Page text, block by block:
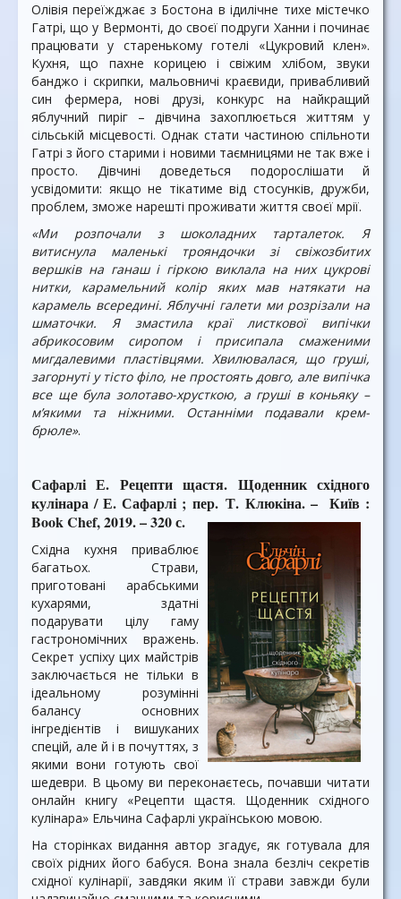
Олівія переїжджає з Бостона в ідилічне тихе містечко
Гатрі, що у Вермонті, до своєї подруги Ханни і починає
працювати у старенькому готелі «Цукровий клен».
Кухня, що пахне корицею і свіжим хлібом, звуки
банджо і скрипки, мальовничі краєвиди, привабливий
син фермера, нові друзі, конкурс на найкращий
яблучний пиріг – дівчина захоплюється життям у
сільській місцевості. Однак стати частиною спільноти
Гатрі з його старими і новими таємницями не так вже і
просто. Дівчині доведеться подорослішати й
усвідомити: якщо не тікатиме від стосунків, дружби,
проблем, зможе нарешті проживати життя своєї мрії.
«Ми розпочали з шоколадних тарталеток. Я
витиснула маленькі трояндочки зі свіжозбитих
вершків на ганаш і гіркою виклала на них цукрові
нитки, карамельний колір яких мав натякати на
карамель всередині. Яблучні галети ми розрізали на
шматочки. Я змастила краї листкової випічки
абрикосовим сиропом і присипала смаженими
мигдалевими пластівцями. Хвилювалася, що груші,
загорнуті у тісто філо, не простоять довго, але випічка
все ще була золотаво-хрусткою, а груші в коньяку –
м’якими та ніжними. Останніми подавали крем-
брюле».
Сафарлі Е. Рецепти щастя. Щоденник східного
кулінара / Е. Сафарлі ; пер. Т. Клюкіна. – Київ :
Book Chef, 2019. – 320 с.
Східна кухня приваблює
багатьох. Страви,
приготовані арабськими
кухарями, здатні
подарувати цілу гаму
гастрономічних вражень.
Секрет успіху цих майстрів
заключається не тільки в
ідеальному розумінні
балансу основних
інгредієнтів і вишуканих
спецій, але й і в почуттях, з
якими вони готують свої
шедеври. В цьому ви переконаєтесь, почавши читати
онлайн книгу «Рецепти щастя. Щоденник східного
кулінара» Ельчина Сафарлі українською мовою.
На сторінках видання автор згадує, як готувала для
своїх рідних його бабуся. Вона знала безліч секретів
східної кулінарії, завдяки яким її страви завжди були